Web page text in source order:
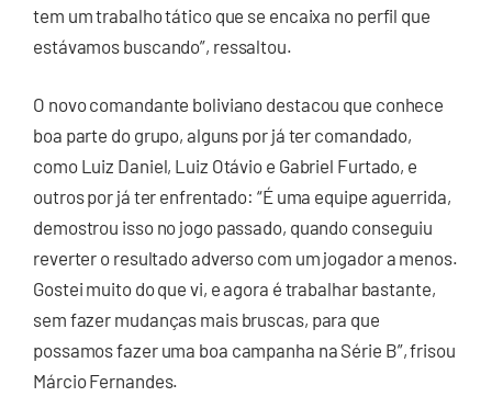
tem um trabalho tático que se encaixa no perfil que
estávamos buscando”, ressaltou.
O novo comandante boliviano destacou que conhece
boa parte do grupo, alguns por já ter comandado,
como Luiz Daniel, Luiz Otávio e Gabriel Furtado, e
outros por já ter enfrentado: “É uma equipe aguerrida,
demostrou isso no jogo passado, quando conseguiu
reverter o resultado adverso com um jogador a menos.
Gostei muito do que vi, e agora é trabalhar bastante,
sem fazer mudanças mais bruscas, para que
possamos fazer uma boa campanha na Série B”, frisou
Márcio Fernandes.